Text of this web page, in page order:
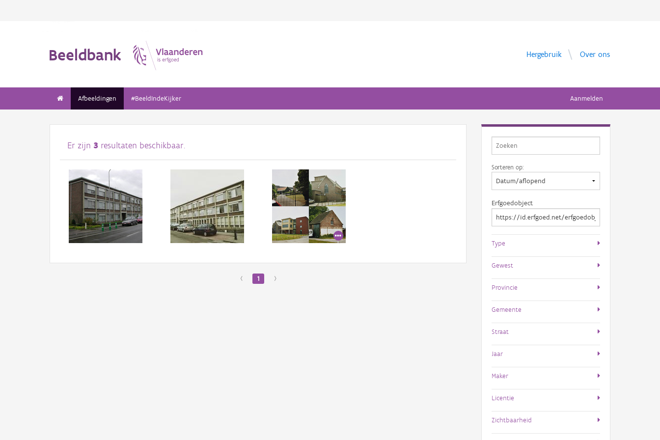
Beeldbank Hergebruik Over ons
Afbeeldingen #BeeldIndeKijker Aanmelden
Er zijn 3 resultaten beschikbaar.
‹ 1 ›
Sorteren op:
Erfgoedobject
Type
Gewest
Provincie
Gemeente
Straat
Jaar
Maker
Licentie
Zichtbaarheid